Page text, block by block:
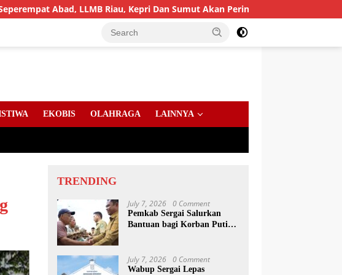
Abad, LLMB Riau, Kepri Dan Sumut Akan Peringati Harlah Ke-25
EKOBIS OLAHRAGA LAINNYA
TRENDING
July 7, 2026 0 Comment
Pemkab Sergai Salurkan
Bantuan bagi Korban Puting
July 7, 2026 0 Comment
Wabup Sergai Lepas